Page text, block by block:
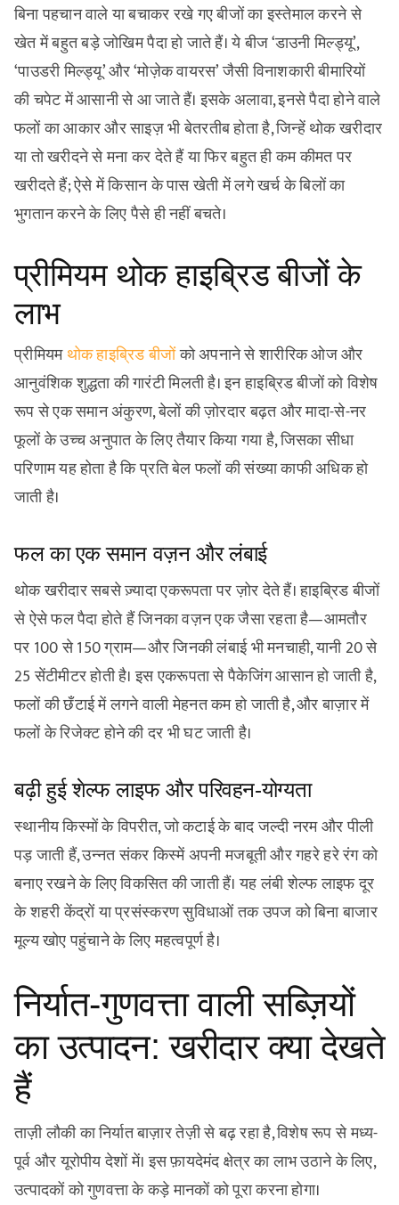
बिना पहचान वाले या बचाकर रखे गए बीजों का इस्तेमाल करने से
खेत में बहुत बड़े जोखिम पैदा हो जाते हैं। ये बीज ‘डाउनी मिल्ड्यू’,
‘पाउडरी मिल्ड्यू’ और ‘मोज़ेक वायरस’ जैसी विनाशकारी बीमारियों
की चपेट में आसानी से आ जाते हैं। इसके अलावा, इनसे पैदा होने वाले
फलों का आकार और साइज़ भी बेतरतीब होता है, जिन्हें थोक खरीदार
या तो खरीदने से मना कर देते हैं या फिर बहुत ही कम कीमत पर
खरीदते हैं; ऐसे में किसान के पास खेती में लगे खर्च के बिलों का
भुगतान करने के लिए पैसे ही नहीं बचते।
प्रीमियम थोक हाइब्रिड बीजों के
लाभ
प्रीमियमथोक हाइब्रिड बीजोंको अपनाने से शारीरिक ओज और
आनुवंशिक शुद्धता की गारंटी मिलती है। इन हाइब्रिड बीजों को विशेष
रूप से एक समान अंकुरण, बेलों की ज़ोरदार बढ़त और मादा-से-नर
फूलों के उच्च अनुपात के लिए तैयार किया गया है, जिसका सीधा
परिणाम यह होता है कि प्रति बेल फलों की संख्या काफी अधिक हो
जाती है।
फल का एक समान वज़न और लंबाई
थोक खरीदार सबसे ज़्यादा एकरूपता पर ज़ोर देते हैं। हाइब्रिड बीजों
से ऐसे फल पैदा होते हैं जिनका वज़न एक जैसा रहता है—आमतौर
पर 100 से 150 ग्राम—और जिनकी लंबाई भी मनचाही, यानी 20 से
25 सेंटीमीटर होती है। इस एकरूपता से पैकेजिंग आसान हो जाती है,
फलों की छँटाई में लगने वाली मेहनत कम हो जाती है, और बाज़ार में
फलों के रिजेक्ट होने की दर भी घट जाती है।
बढ़ी हुई शेल्फ लाइफ और परिवहन-योग्यता
स्थानीय किस्मों के विपरीत, जो कटाई के बाद जल्दी नरम और पीली
पड़ जाती हैं, उन्नत संकर किस्में अपनी मजबूती और गहरे हरे रंग को
बनाए रखने के लिए विकसित की जाती हैं। यह लंबी शेल्फ लाइफ दूर
के शहरी केंद्रों या प्रसंस्करण सुविधाओं तक उपज को बिना बाजार
मूल्य खोए पहुंचाने के लिए महत्वपूर्ण है।
निर्यात-गुणवत्ता वाली सब्ज़ियों
का उत्पादन: खरीदार क्या देखते
हैं
ताज़ी लौकी का निर्यात बाज़ार तेज़ी से बढ़ रहा है, विशेष रूप से मध्य-
पूर्व और यूरोपीय देशों में। इस फ़ायदेमंद क्षेत्र का लाभ उठाने के लिए,
उत्पादकों को गुणवत्ता के कड़े मानकों को पूरा करना होगा।